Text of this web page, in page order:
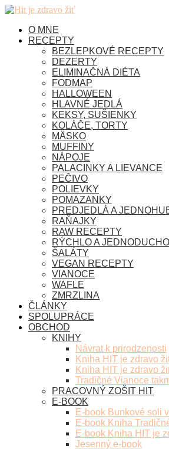
O MNE
RECEPTY
BEZLEPKOVÉ RECEPTY
DEZERTY
ELIMINAČNÁ DIÉTA
FODMAP
HALLOWEEN
HLAVNÉ JEDLÁ
KEKSY, SUŠIENKY
KOLÁČE, TORTY
MÄSKO
MUFFINY
NÁPOJE
PALACINKY A LIEVANCE
PEČIVO
POLIEVKY
POMAZANKY
PREDJEDLÁ A
RAŇAJKY
RAW RECEPTY
RÝCHLO A JEDNODUCHO
ŠALÁTY
VEGAN RECEPTY
VIANOCE
WAFLE
ZMRZLINA
ČLÁNKY
SPOLUPRÁCE
OBCHOD
KNIHY
Návrat k prirodzenosti
Kniha HIT je zdravo
Kniha HIT je zdravo
Tradičné Vianoce
PRACOVNÝ ZOŠIT HIT
E-BOOK
E-book Bunkové soli
E-book Kniha
E-book Kniha HIT je
Jesenný e-book